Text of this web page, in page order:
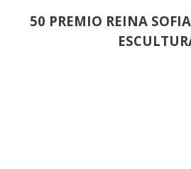
50 PREMIO REINA